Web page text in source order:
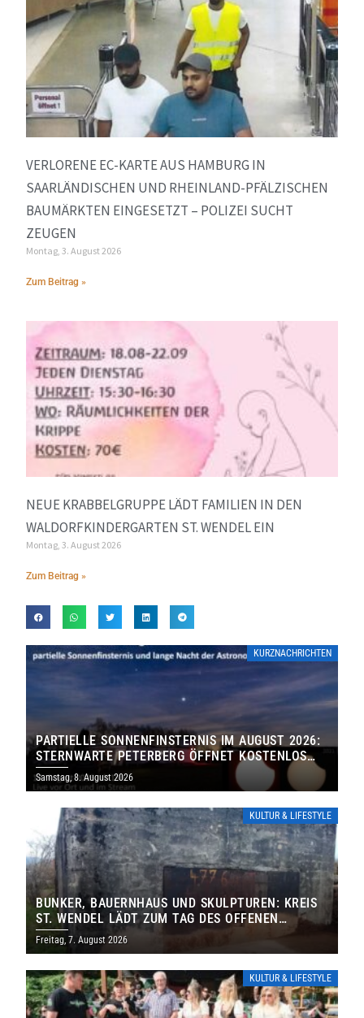
VERLORENE EC-KARTE AUS HAMBURG IN
SAARLÄNDISCHEN UND RHEINLAND-PFÄLZISCHEN
BAUMÄRKTEN EINGESETZT – POLIZEI SUCHT
ZEUGEN
Montag, 3. August 2026
Zum Beitrag »
NEUE KRABBELGRUPPE LÄDT FAMILIEN IN DEN
WALDORFKINDERGARTEN ST. WENDEL EIN
Montag, 3. August 2026
Zum Beitrag »
KURZNACHRICHTEN
PARTIELLE SONNENFINSTERNIS IM AUGUST 2026:
STERNWARTE PETERBERG ÖFFNET KOSTENLOS
IHRE TORE
Samstag, 8. August 2026
KULTUR & LIFESTYLE
BUNKER, BAUERNHAUS UND SKULPTUREN: KREIS
ST. WENDEL LÄDT ZUM TAG DES OFFENEN
DENKMALS EIN
Freitag, 7. August 2026
KULTUR & LIFESTYLE